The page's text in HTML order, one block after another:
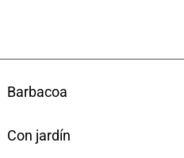
Barbacoa
Con jardín